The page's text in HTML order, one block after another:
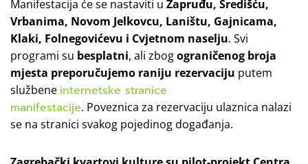
Manifestacija će se nastaviti u Zapruđu, Središću,
Vrbanima, Novom Jelkovcu, Laništu, Gajnicama,
Klaki, Folnegovićevu i Cvjetnom naselju. Svi
programi su besplatni, ali zbogograničenog broja
mjesta preporučujemo raniju rezervaciju putem
službene internetske stranice
manifestacije. Poveznica za rezervaciju ulaznica nalazi
se na stranici svakog pojedinog događanja.